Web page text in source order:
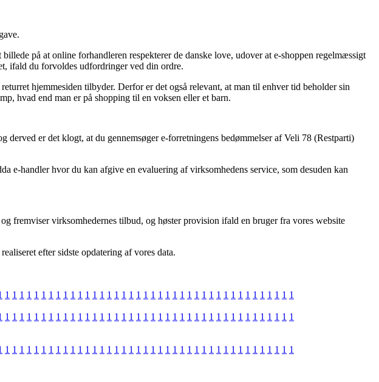
på at online forhandleren respekterer de danske love, udover at e-shoppen regelmæssigt
ifald du forvoldes udfordringer ved din ordre.
hjemmesiden tilbyder. Derfor er det også relevant, at man til enhver tid beholder sin
hvad end man er på shopping til en voksen eller et barn.
er det klogt, at du gennemsøger e-forretningens bedømmelser af Veli 78 (Restparti)
e-handler hvor du kan afgive en evaluering af virksomhedens service, som desuden kan
fremviser virksomhedernes tilbud, og høster provision ifald en bruger fra vores website
efter sidste opdatering af vores data.
1 1 1 1 1 1 1 1 1 1 1 1 1 1 1 1 1 1 1 1 1 1 1 1 1 1 1 1 1 1 1 1 1 1 1 1 1 1 1 1
1 1 1 1 1 1 1 1 1 1 1 1 1 1 1 1 1 1 1 1 1 1 1 1 1 1 1 1 1 1 1 1 1 1 1 1 1 1 1 1
1 1 1 1 1 1 1 1 1 1 1 1 1 1 1 1 1 1 1 1 1 1 1 1 1 1 1 1 1 1 1 1 1 1 1 1 1 1 1 1